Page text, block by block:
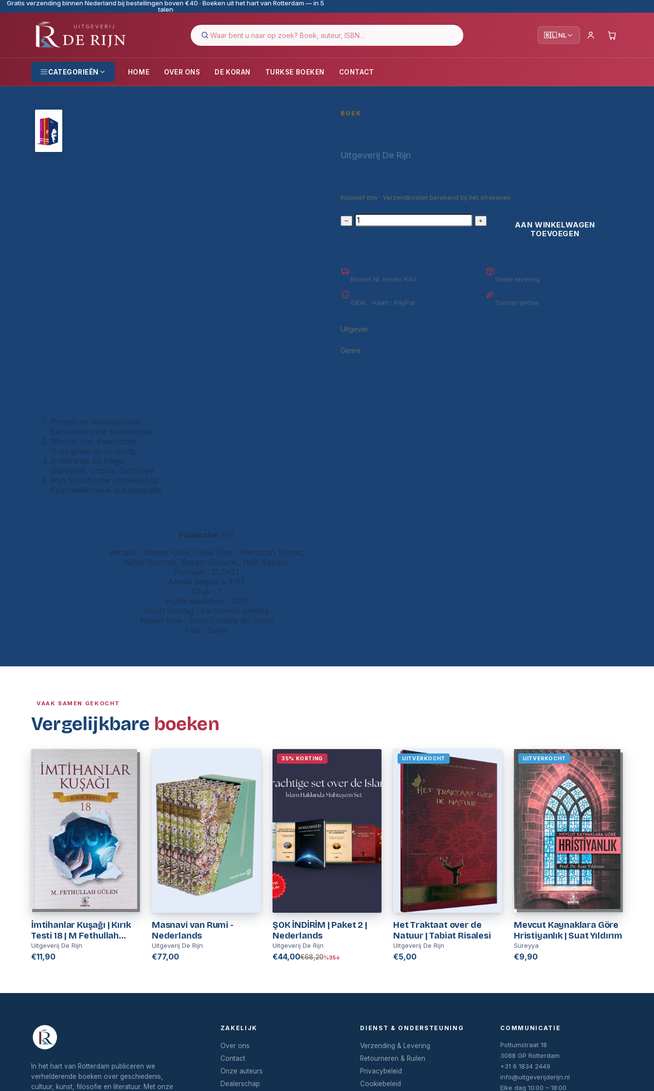
Gratis verzending binnen Nederland bij bestellingen boven €40 · Boeken uit het hart van Rotterdam — in 5
talen
🇳🇱 NL
CATEGORIEËN HOME OVER ONS DE KORAN TURKSE BOEKEN CONTACT
BOEK
Uitgeverij De Rijn
Inclusief btw · Verzendkosten berekend bij het afrekenen
− +
AAN WINKELWAGEN
TOEVOEGEN
Binnen NL boven €40
Snelle levering
iDEAL · Kaart · PayPal
Zonder gedoe
Uitgever
Genre
Proces en Werkelijkheid
Een essay over kosmologie
Stroom van Bewustzijn
Over geest en ervaring
Aristoteles en Hegel
Dialectiek, Logica, Ontologie
Mijn filosofische ontwikkeling
Een intellectuele autobiografie
Publicatie: Fol
Vertaler : Kevser Çelik, Celal Türer, Ramazan Yılmaz,
Nihat Durmaz, Saygın Günenç, Halil Kayıkçı
Formaat : 13,5×21
Aantal pagina's: 1152
Druk : 1
Publicatiedatum : 2021
Soort omslag : Kartonnen omslag
Papier type : Enso Creamy 60 Gram
Taal : Turks
VAAK SAMEN GEKOCHT
Vergelijkbare boeken
İmtihanlar Kuşağı | Kırık
Testi 18 | M Fethullah
Gülen
Uitgeverij De Rijn
€11,90
Masnavi van Rumi -
Nederlands
Uitgeverij De Rijn
€77,00
35% KORTING
ŞOK İNDİRİM | Paket 2 |
Nederlands
Uitgeverij De Rijn
€44,00€68,20%35↓
UITVERKOCHT
Het Traktaat over de
Natuur | Tabiat Risalesi
Uitgeverij De Rijn
€5,00
UITVERKOCHT
Mevcut Kaynaklara Göre
Hristiyanlık | Suat Yıldırım
Süreyya
€9,90
In het hart van Rotterdam publiceren we
verhelderende boeken over geschiedenis,
cultuur, kunst, filosofie en literatuur. Met onze
ZAKELIJK
Over ons
Contact
Onze auteurs
Dealerschap
DIENST & ONDERSTEUNING
Verzending & Levering
Retourneren & Ruilen
Privacybeleid
Cookiebeleid
COMMUNICATIE
Pottumstraat 18
3088 GP Rotterdam
+31 6 1834 2449
info@uitgeverijderijn.nl
Elke dag 10:00 – 18:00